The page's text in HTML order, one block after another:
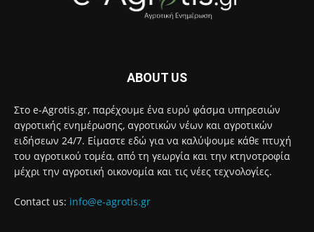
ABOUT US
Στο e-Agrotis.gr, παρέχουμε ένα ευρύ φάσμα υπηρεσιών
αγροτικής ενημέρωσης, αγροτικών νέων και αγροτικών
ειδήσεων 24/7. Είμαστε εδώ για να καλύψουμε κάθε πτυχή
του αγροτικού τομέα, από τη γεωργία και την κτηνοτροφία
μέχρι την αγροτική οικονομία και τις νέες τεχνολογίες.
Contact us: info@e-agrotis.gr